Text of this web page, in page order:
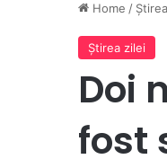
Home /
Ştirea zilei
Doi
fost